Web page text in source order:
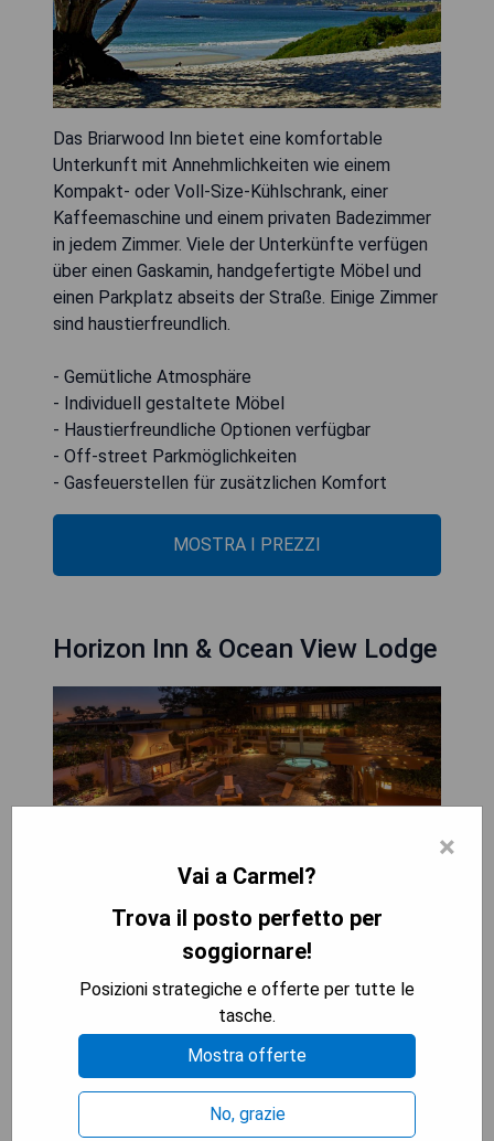
Das Briarwood Inn bietet eine komfortable
Unterkunft mit Annehmlichkeiten wie einem
Kompakt- oder Voll-Size-Kühlschrank, einer
Kaffeemaschine und einem privaten Badezimmer
in jedem Zimmer. Viele der Unterkünfte verfügen
über einen Gaskamin, handgefertigte Möbel und
einen Parkplatz abseits der Straße. Einige Zimmer
sind haustierfreundlich.
- Gemütliche Atmosphäre
- Individuell gestaltete Möbel
- Haustierfreundliche Optionen verfügbar
- Off-street Parkmöglichkeiten
- Gasfeuerstellen für zusätzlichen Komfort
MOSTRA I PREZZI
Horizon Inn & Ocean View Lodge
Das Horizon Inn & Ocean View Lodge befindet
sich nur eine Meile vom Carmel Beach entfernt
und bietet einen Whirlpool sowie ein tägliches
kontinentales Frühstück. Es stehen kostenlose
Parkplätze zur Verfügung, und die Zimmer sind mit
×
Vai a Carmel?
Trova il posto perfetto per
soggiornare!
Posizioni strategiche e offerte per tutte le
tasche.
Mostra offerte
No, grazie